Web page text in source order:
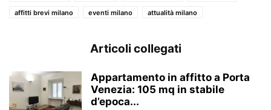
affitti brevi milano
eventi milano attualità milano
Articoli collegati
Appartamento in affitto a Porta
Venezia: 105 mq in stabile
d’epoca...